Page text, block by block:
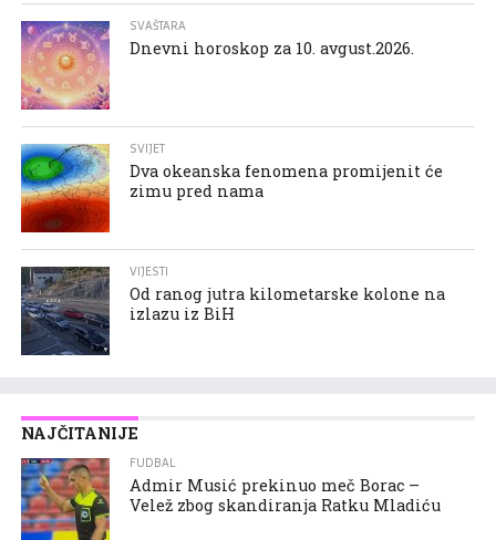
SVAŠTARA
Dnevni horoskop za 10. avgust.2026.
SVIJET
Dva okeanska fenomena promijenit će
zimu pred nama
VIJESTI
Od ranog jutra kilometarske kolone na
izlazu iz BiH
NAJČITANIJE
FUDBAL
Admir Musić prekinuo meč Borac –
Velež zbog skandiranja Ratku Mladiću